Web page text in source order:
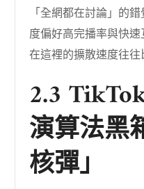
「全網都在討論」的
度偏好高完播率與快
在這裡的擴散速度往往
2.3
演算法黑
核彈」